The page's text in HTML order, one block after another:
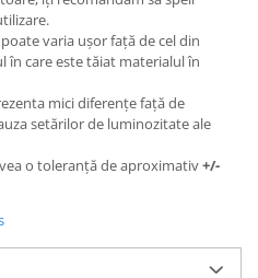
varia ușor față de cel din
în care este tăiat materialul în
mici diferențe față de
setărilor de luminozitate ale
o toleranță de aproximativ+/-